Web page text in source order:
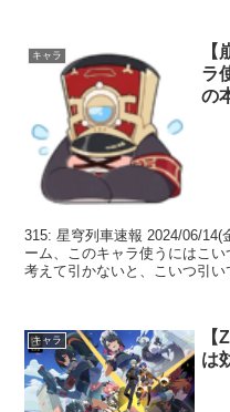
キャラ
ラ
の
315: 星穹列車速報 2024/06/
ーム、このキャラ使うにはこ
考えて引かないと、こいつ引い
キャラ
は